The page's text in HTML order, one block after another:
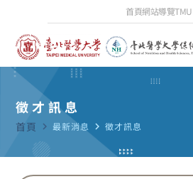
首頁網站導覽TMU
徵才訊息
首頁 navigate_next 最新消息 navigate_next 徵才訊息